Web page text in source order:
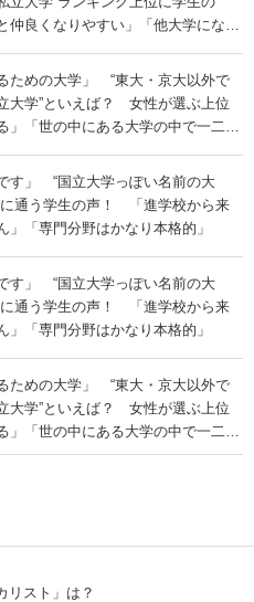
仲良くなりやすい」「他大学にない
ための大学」 “東大・京大以外で
大学”といえば？ 女性が選ぶ上位
」「世の中にある大学の中で一二を
す」 “国立大学っぽい名前の大
に通う学生の声！ 「進学校から来
」「専門分野はかなり本格的」
す」 “国立大学っぽい名前の大
に通う学生の声！ 「進学校から来
」「専門分野はかなり本格的」
ための大学」 “東大・京大以外で
大学”といえば？ 女性が選ぶ上位
」「世の中にある大学の中で一二を
備」の声
リスト」は？